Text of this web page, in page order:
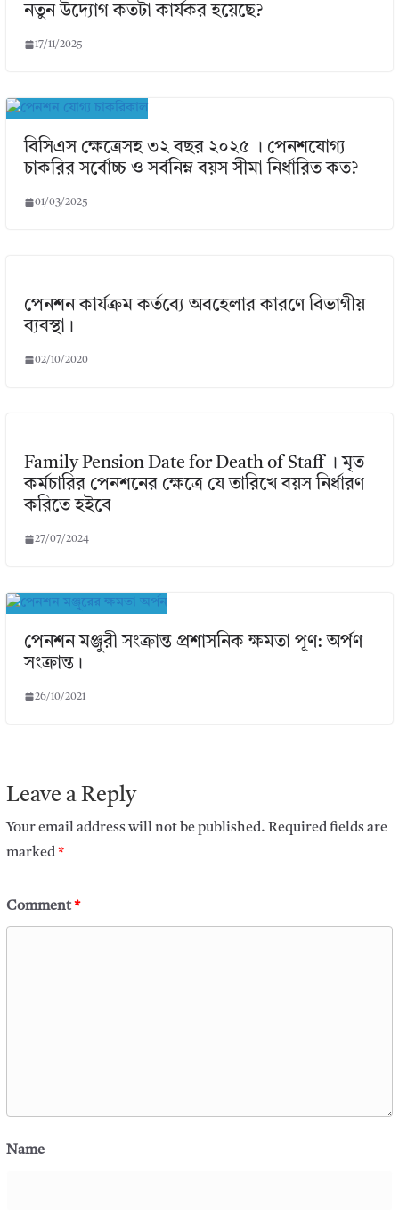
নতুন উদ্যোগ কতটা কার্যকর হয়েছে?
17/11/2025
বিসিএস ক্ষেত্রেসহ ৩২ বছর ২০২৫ । পেনশযোগ্য
চাকরির সর্বোচ্চ ও সর্বনিম্ন বয়স সীমা নির্ধারিত কত?
01/03/2025
পেনশন কার্যক্রম কর্তব্যে অবহেলার কারণে বিভাগীয়
ব্যবস্থা।
02/10/2020
Family Pension Date for Death of Staff । মৃত
কর্মচারির পেনশনের ক্ষেত্রে যে তারিখে বয়স নির্ধারণ
করিতে হইবে
27/07/2024
পেনশন মঞ্জুরী সংক্রান্ত প্রশাসনিক ক্ষমতা পূণ: অর্পণ
সংক্রান্ত।
26/10/2021
Leave a Reply
Your email address will not be published. Required fields are
marked*
Comment*
Name